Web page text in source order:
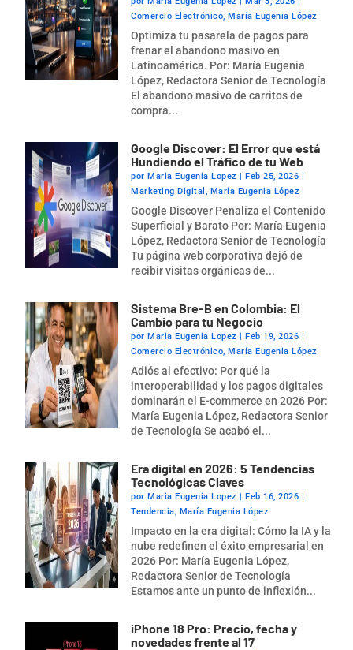
Comercio Electrónico,María Eugenia López
Optimiza tu pasarela de pagos para
frenar el abandono masivo en
Latinoamérica. Por: María Eugenia
López, Redactora Senior de Tecnología
El abandono masivo de carritos de
compra...
Google Discover: El Error que está
Hundiendo el Tráfico de tu Web
porMaria Eugenia Lopez |Feb 25, 2026 |
Marketing Digital , María Eugenia López
Google Discover Penaliza el Contenido
Superficial y Barato Por: María Eugenia
López, Redactora Senior de Tecnología
Tu página web corporativa dejó de
recibir visitas orgánicas de...
Sistema Bre-B en Colombia: El
Cambio para tu Negocio
porMaria Eugenia Lopez |Feb 19, 2026 |
Comercio Electrónico,María Eugenia López
Adiós al efectivo: Por qué la
interoperabilidad y los pagos digitales
dominarán el E-commerce en 2026 Por:
María Eugenia López, Redactora Senior
de Tecnología Se acabó el...
Era digital en 2026: 5 Tendencias
Tecnológicas Claves
porMaria Eugenia Lopez |Feb 16, 2026 |
Tendencia, María Eugenia López
Impacto en la era digital: Cómo la IA y la
nube redefinen el éxito empresarial en
2026 Por: María Eugenia López,
Redactora Senior de Tecnología
Estamos ante un punto de inflexión...
iPhone 18 Pro: Precio, fecha y
novedades frente al 17